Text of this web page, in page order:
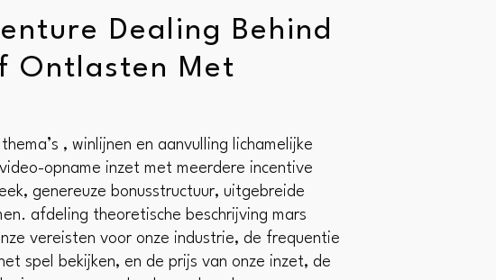
Dealing Behind
Ontlasten Met
, winlijnen en aanvulling lichamelijke
opname inzet met meerdere incentive
genereuze bonusstructuur, uitgebreide
afdeling theoretische beschrijving mars
vereisten voor onze industrie, de frequentie
spel bekijken, en de prijs van onze inzet, de